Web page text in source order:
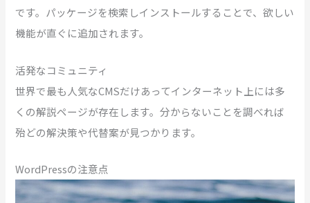
です。パッケージを検索しインストールすることで、欲しい
機能が直ぐに追加されます。
活発なコミュニティ
世界で最も人気なCMSだけあってインターネット上には多
くの解説ページが存在します。分からないことを調べれば
殆どの解決策や代替案が見つかります。
WordPressの注意点